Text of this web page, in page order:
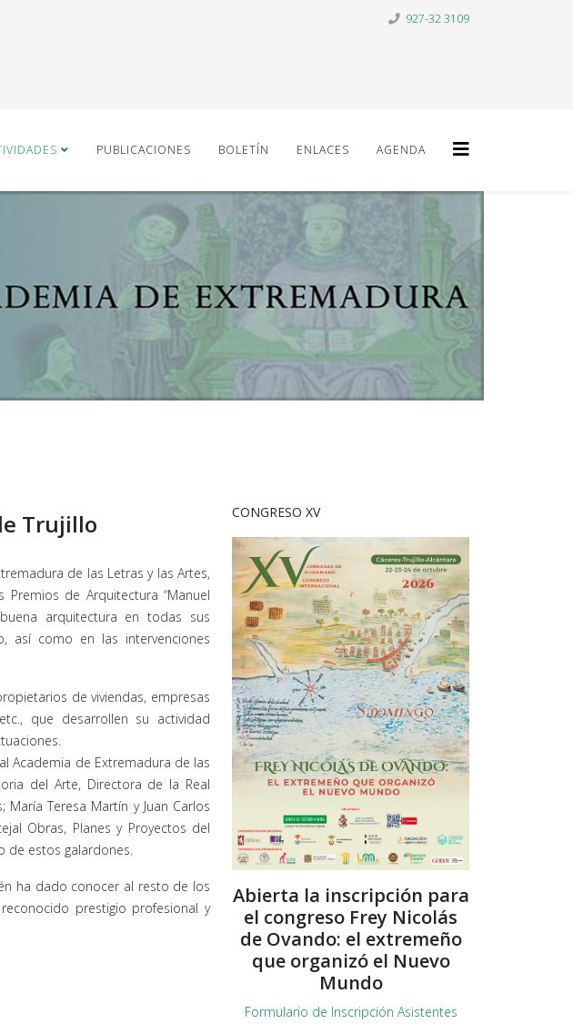
927-32 3109
PUBLICACIONES BOLETÍN ENLACES AGENDA
Trujillo
de las Letras y las Artes,
de Arquitectura “Manuel
arquitectura en todas sus
así como en las intervenciones
de viviendas, empresas
que desarrollen su actividad
Academia de Extremadura de las
del Arte, Directora de la Real
Teresa Martín y Juan Carlos
Obras, Planes y Proyectos del
de estos galardones.
ha dado conocer al resto de los
prestigio profesional y
CONGRESO XV
Abierta la inscripción para
el congreso Frey Nicolás
de Ovando: el extremeño
que organizó el Nuevo
Mundo
Formulario de Inscripción Asistentes